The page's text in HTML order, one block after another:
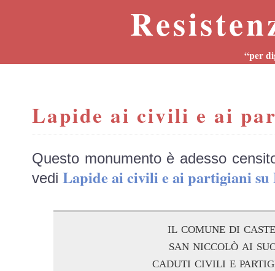
“per
Lapide ai civili e ai
Questo monumento è adesso
vedi Lapide ai civili e ai partigiani
il comune di
san niccolò ai
caduti civili e